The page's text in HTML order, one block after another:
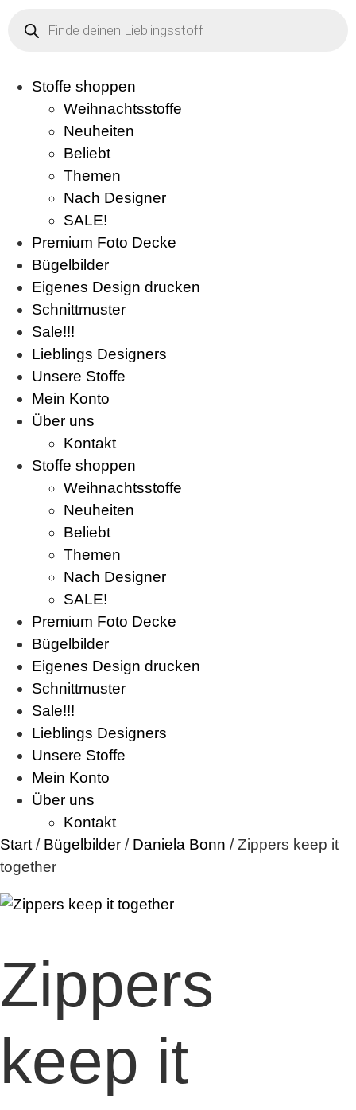
search
Stoffe shoppen
Weihnachtsstoffe
Neuheiten
Beliebt
Themen
Nach Designer
SALE!
Premium Foto Decke
Bügelbilder
Eigenes Design drucken
Schnittmuster
Sale!!!
Lieblings Designers
Unsere Stoffe
Mein Konto
Über uns
Kontakt
Stoffe shoppen
Weihnachtsstoffe
Neuheiten
Beliebt
Themen
Nach Designer
SALE!
Premium Foto Decke
Bügelbilder
Eigenes Design drucken
Schnittmuster
Sale!!!
Lieblings Designers
Unsere Stoffe
Mein Konto
Über uns
Kontakt
Start / Bügelbilder / Daniela Bonn / Zippers keep it
together
Zippers
keep it